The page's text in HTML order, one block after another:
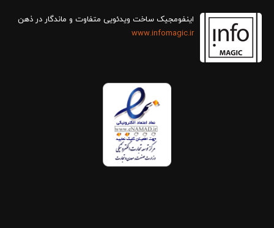
اینفومجیک ساخت ویدئویی متفاوت و ماندگار در ذهن
www.infomagic.ir